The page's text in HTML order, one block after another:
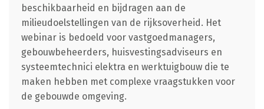
beschikbaarheid en bijdragen aan de
milieudoelstellingen van de rijksoverheid. Het
webinar is bedoeld voor vastgoedmanagers,
gebouwbeheerders, huisvestingsadviseurs en
systeemtechnici elektra en werktuigbouw die te
maken hebben met complexe vraagstukken voor
de gebouwde omgeving.